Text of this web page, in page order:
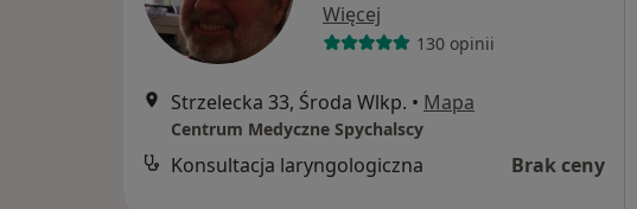
Więcej
130 opinii
Strzelecka 33, Środa Wlkp. • Mapa
Centrum Medyczne Spychalscy
Konsultacja laryngologiczna Brak ceny